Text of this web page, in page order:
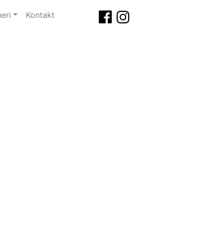
Kontakt